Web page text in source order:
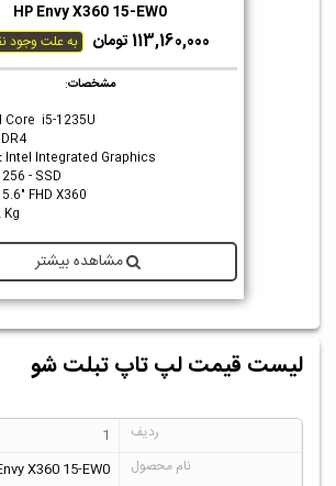
HP Envy X360 15-EW0
113,160,000 تومان به علت وجود
مشخصات:
Core i5-1235U
: Intel Integrated Graphics
256 - SSD
FHD X360
Kg
مشاهده بیشتر
لیست قیمت لپ تاپ تبلت شو
1
X360 15-EW0